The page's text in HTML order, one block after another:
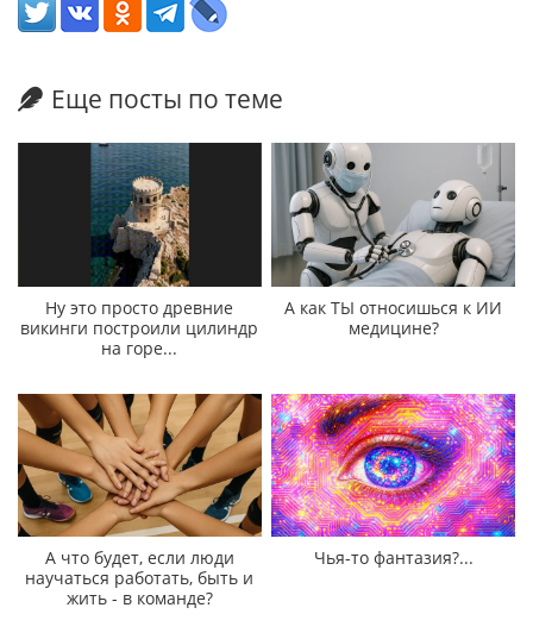
Еще посты по теме
Ну это просто древние
викинги построили цилиндр
на горе...
А как ТЫ относишься к ИИ
медицине?
А что будет, если люди
научаться работать, быть и
жить - в команде?
Чья-то фантазия?...